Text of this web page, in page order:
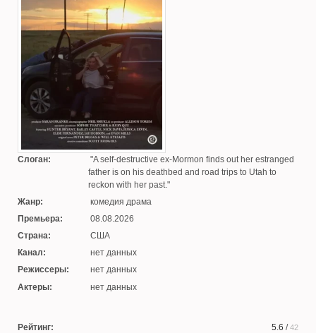
Слоган:
A self-destructive ex-Mormon finds out her estranged
father is on his deathbed and road trips to Utah to
reckon with her past.
Жанр:
комедия драма
Премьера:
08.08.2026
Страна:
США
Канал:
нет данных
Режиссеры:
нет данных
Актеры:
нет данных
Рейтинг: 5.6 /42